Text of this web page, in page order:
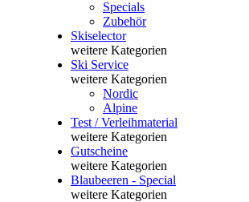
Specials
Zubehör
Skiselector
weitere Kategorien
Ski Service
weitere Kategorien
Nordic
Alpine
Test / Verleihmaterial
weitere Kategorien
Gutscheine
weitere Kategorien
Blaubeeren - Special
weitere Kategorien